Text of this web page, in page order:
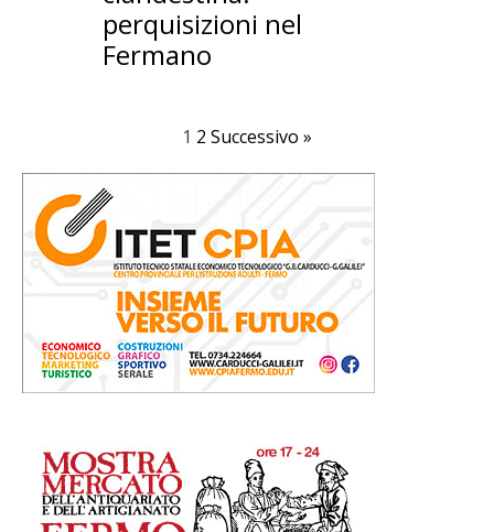
perquisizioni nel
Fermano
1 2 Successivo »